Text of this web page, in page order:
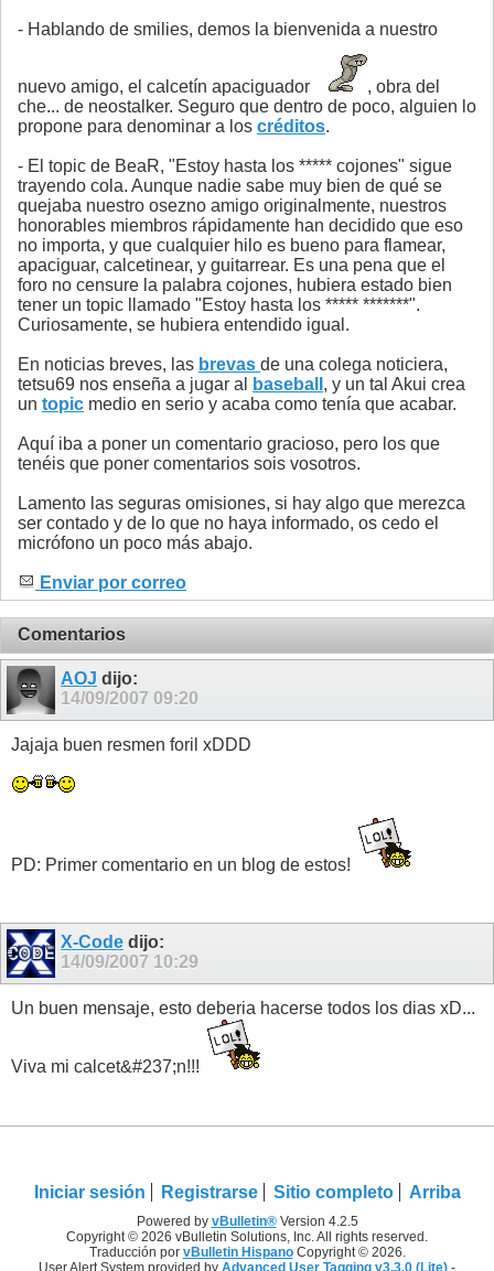
- Hablando de smilies, demos la bienvenida a nuestro
nuevo amigo, el calcetín apaciguador
, obra del
che... de neostalker. Seguro que dentro de poco, alguien lo
propone para denominar a los créditos.
- El topic de BeaR, "Estoy hasta los ***** cojones" sigue
trayendo cola. Aunque nadie sabe muy bien de qué se
quejaba nuestro osezno amigo originalmente, nuestros
honorables miembros rápidamente han decidido que eso
no importa, y que cualquier hilo es bueno para flamear,
apaciguar, calcetinear, y guitarrear. Es una pena que el
foro no censure la palabra cojones, hubiera estado bien
tener un topic llamado "Estoy hasta los ***** *******".
Curiosamente, se hubiera entendido igual.
En noticias breves, las brevas de una colega noticiera,
tetsu69 nos enseña a jugar al
baseball , y un tal Akui crea
un topic medio en serio y acaba como tenía que acabar.
Aquí iba a poner un comentario gracioso, pero los que
tenéis que poner comentarios sois vosotros.
Lamento las seguras omisiones, si hay algo que merezca
ser contado y de lo que no haya informado, os cedo el
micrófono un poco más abajo.
Enviar por correo
Comentarios
AOJ dijo:
14/09/2007 09:20
Jajaja buen resmen foril xDDD
PD: Primer comentario en un blog de estos!
X-Code dijo:
14/09/2007 10:29
Un buen mensaje, esto deberia hacerse todos los dias xD...
Viva mi calcet&#237;n!!!
Iniciar sesión Registrarse Sitio completo Arriba
Powered by vBulletin®Version 4.2.5
Copyright © 2026 vBulletin Solutions, Inc. All rights reserved.
Traducción por vBulletin HispanoCopyright © 2026.
User Alert System provided by Advanced User Tagging v3.3.0 (Lite) -